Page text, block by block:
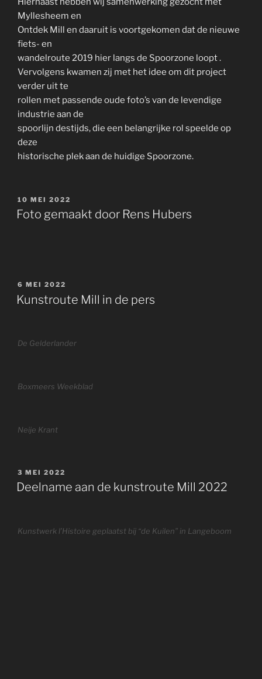
Myllesheem en
Ontdek Mill en daaruit is voortgekomen dat de nieuwe
fiets- en
wandelroute 2019 hier langs de Spoorzone loopt .
Vervolgens kwamen zij met het idee om dit project
verder uit te
rollen met passende oude foto’s van de levendige
industrie aan de
spoorlijn destijds, die een belangrijke rol speelde op
deze
historische plek aan de huidige Spoorzone.
GEPLAATST
OP
10 MEI 2022
Foto gemaakt door Rens Hubers
GEPLAATST
OP
6 MEI 2022
Kunstroute Mill in de pers
De Gelderlander
Boxmeers Weekblad
Neije Krant
GEPLAATST
OP
3 MEI 2022
Deelname aan de kunstroute Mill 2022
Kunstwerk l’Histoire geplaatst bij “de Kuilen” in Langeboom